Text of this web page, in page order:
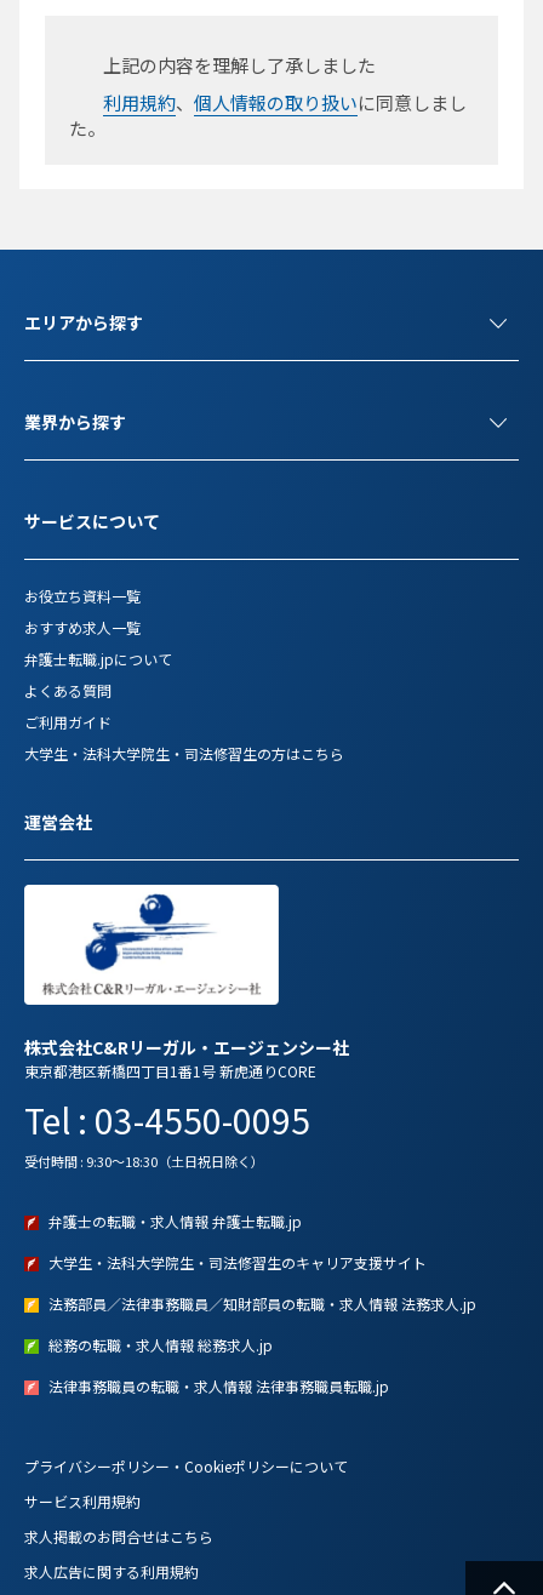
上記の内容を理解し了承しました
利用規約、 個人情報の取り扱いに同意しまし
た。
エリアから探す
業界から探す
サービスについて
お役立ち資料一覧
おすすめ求人一覧
弁護士転職.jpについて
よくある質問
ご利用ガイド
大学生・法科大学院生・司法修習生の方はこちら
運営会社
株式会社C&Rリーガル・エージェンシー社
東京都港区新橋四丁目1番1号 新虎通りCORE
Tel : 03-4550-0095
受付時間 : 9:30～18:30（土日祝日除く）
弁護士の転職・求人情報 弁護士転職.jp
大学生・法科大学院生・司法修習生のキャリア支援サイト
法務部員／法律事務職員／知財部員の転職・求人情報 法務求人.jp
総務の転職・求人情報 総務求人.jp
法律事務職員の転職・求人情報 法律事務職員転職.jp
プライバシーポリシー・Cookieポリシーについて
サービス利用規約
求人掲載のお問合せはこちら
求人広告に関する利用規約